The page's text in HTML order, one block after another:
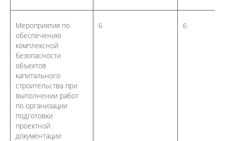
Мероприятия по
обеспечению
комплексной
безопасности
объектов
капитального
строительства при
выполнении работ
по организации
подготовки
проектной
документации
6 6